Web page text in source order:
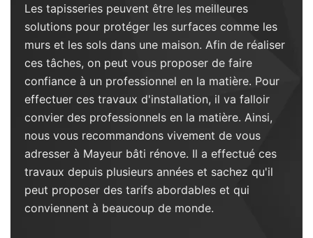
Les tapisseries peuvent être les meilleures
solutions pour protéger les surfaces comme les
murs et les sols dans une maison. Afin de réaliser
ces tâches, on peut vous proposer de faire
confiance à un professionnel en la matière. Pour
effectuer ces travaux d'installation, il va falloir
convier des professionnels en la matière. Ainsi,
nous vous recommandons vivement de vous
adresser à Mayeur bâti rénove. Il a effectué ces
travaux depuis plusieurs années et sachez qu'il
peut proposer des tarifs abordables et qui
conviennent à beaucoup de monde.